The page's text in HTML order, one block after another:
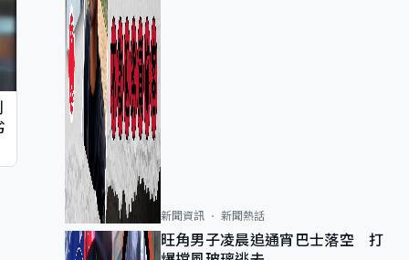
新聞資訊 新聞熱話
旺角男子凌晨追通宵巴士落空 打